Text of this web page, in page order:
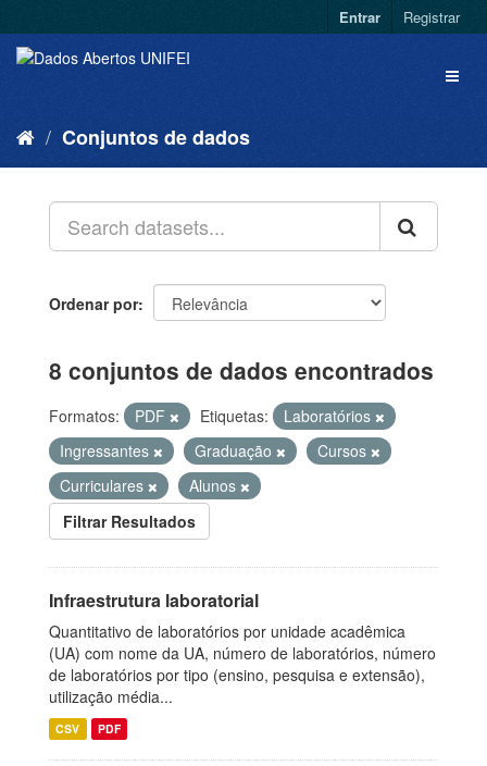
Entrar Registrar
Conjuntos de dados
Ordenar por
8 conjuntos de dados encontrados
Formatos: PDF Etiquetas:
Laboratórios
Ingressantes
Graduação
Cursos
Curriculares
Alunos
Filtrar Resultados
Infraestrutura laboratorial
Quantitativo de laboratórios por unidade acadêmica
(UA) com nome da UA, número de laboratórios, número
de laboratórios por tipo (ensino, pesquisa e extensão),
utilização média...
CSV PDF